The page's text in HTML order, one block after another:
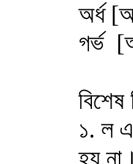
অর্ধ
গর্ভ
বিশেষ
১. ল
হয় না।